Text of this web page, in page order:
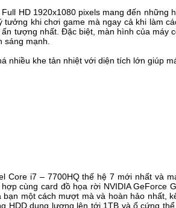
HD 1920x1080 pixels mang đến những
khi chơi game mà ngay cả khi làm
tượng nhất. Đặc biệt, màn hình của máy
mạnh.
nhiều khe tản nhiệt với diện tích lớn giúp
Core i7 – 7700HQ thế hệ 7 mới nhất và
cùng card đồ họa rời NVIDIA GeForce
một cách mượt mà và hoàn hảo nhất,
HDD dung lượng lên tới 1TB và ổ cứng